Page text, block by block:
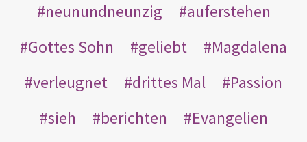
neunundneunzig
auferstehen
Gottes Sohn
geliebt
Magdalena
verleugnet
drittes Mal
Passion
sieh
berichten
Evangelien